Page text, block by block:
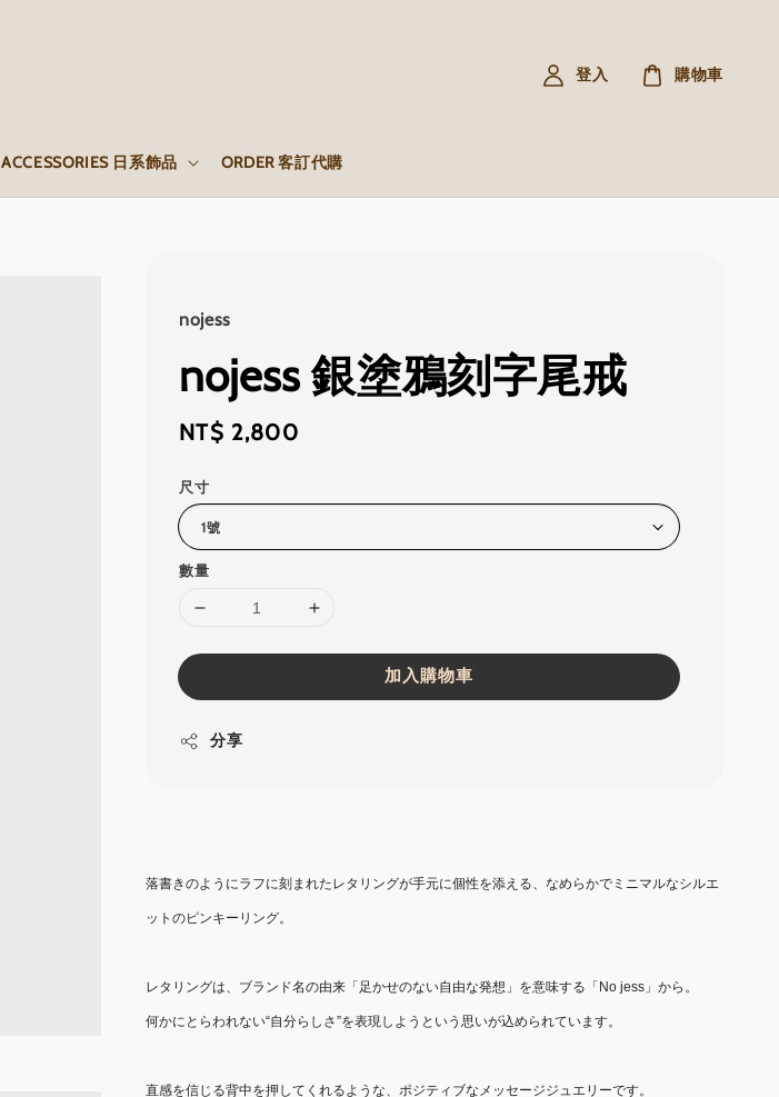
ACCESSORIES 日系飾品 ORDER 客訂代購
登入 購物車
nojess
nojess 銀塗鴉刻字尾戒
Regular
NT$ 2,800
尺寸
數量
加入購物車
分享
落書きのようにラフに刻まれたレタリングが手元に個性を添える、なめらかでミニマルなシルエ
ットのピンキーリング。
レタリングは、ブランド名の由来「足かせのない自由な発想」を意味する「No jess」から。
何かにとらわれない“自分らしさ”を表現しようという思いが込められています。
直感を信じる背中を押してくれるような、ポジティブなメッセージジュエリーです。